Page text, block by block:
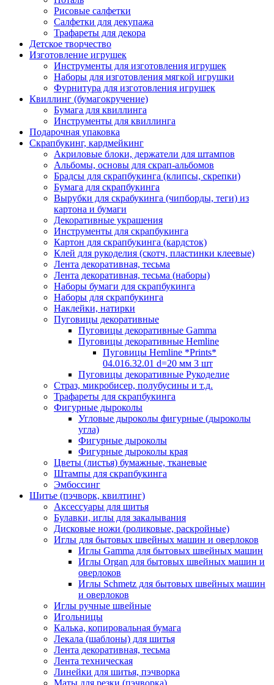
Рисовые салфетки
Салфетки для декупажа
Трафареты для декора
Детское творчество
Изготовление игрушек
Инструменты для изготовления игрушек
Наборы для изготовления мягкой игрушки
Фурнитура для изготовления игрушек
Квиллинг (бумагокручение)
Бумага для квиллинга
Инструменты для квиллинга
Подарочная упаковка
Скрапбукинг, кардмейкинг
Акриловые блоки, держатели для штампов
Альбомы, основы для скрап-альбомов
Брадсы для скрапбукинга (клипсы, скрепки)
Бумага для скрапбукинга
Вырубки для скрабукинга (чипборды, теги) из
картона и бумаги
Декоративные украшения
Инструменты для скрапбукинга
Картон для скрапбукинга (кардсток)
Клей для рукоделия (скотч, пластинки клеевые)
Лента декоративная, тесьма
Лента декоративная, тесьма (наборы)
Наборы бумаги для скрапбукинга
Наборы для скрапбукинга
Наклейки, натирки
Пуговицы декоративные
Пуговицы декоративные Gamma
Пуговицы декоративные Hemline
Пуговицы Hemline *Prints*
04.016.32.01 d=20 мм 3 шт
Пуговицы декоративные Рукоделие
Страз, микробисер, полубусины и т.д.
Трафареты для скрапбукинга
Фигурные дыроколы
Угловые дыроколы фигурные (дыроколы
угла)
Фигурные дыроколы
Фигурные дыроколы края
Цветы (листья) бумажные, тканевые
Штампы для скрапбукинга
Эмбоссинг
Шитье (пэчворк, квилтинг)
Аксессуары для шитья
Булавки, иглы для закалывания
Дисковые ножи (роликовые, раскройные)
Иглы для бытовых швейных машин и оверлоков
Иглы Gamma для бытовых швейных машин
Иглы Organ для бытовых швейных машин и
оверлоков
Иглы Schmetz для бытовых швейных машин
и оверлоков
Иглы ручные швейные
Игольницы
Калька, копировальная бумага
Лекала (шаблоны) для шитья
Лента декоративная, тесьма
Лента техническая
Линейки для шитья, пэчворка
Маты для резки (пэчворка)